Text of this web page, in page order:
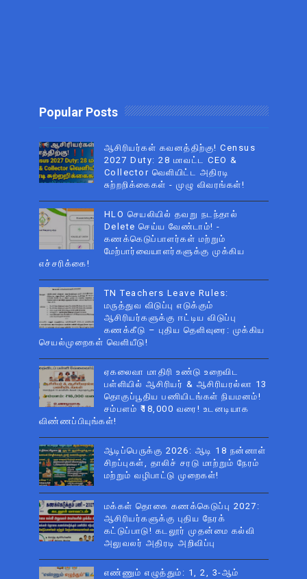
Popular Posts
ஆசிரியர்கள் கவனத்திற்கு! Census
2027 Duty: 28 மாவட்ட CEO &
Collector வெளியிட்ட அதிரடி
சுற்றறிக்கைகள் - முழு விவரங்கள்!
HLO செயலியில் தவறு நடந்தால்
Delete செய்ய வேண்டாம்! -
கணக்கெடுப்பாளர்கள் மற்றும்
மேற்பார்வையாளர்களுக்கு முக்கிய
எச்சரிக்கை!
TN Teachers Leave Rules:
மருத்துவ விடுப்பு எடுக்கும்
ஆசிரியர்களுக்கு ஈட்டிய விடுப்பு
கணக்கீடு – புதிய தெளிவுரை: முக்கிய
செயல்முறைகள் வெளியீடு!
ஏகலைவா மாதிரி உண்டு உறைவிட
பள்ளியில் ஆசிரியர் & ஆசிரியரல்லா 13
தொகுப்பூதிய பணியிடங்கள் நியமனம்!
சம்பளம் ₹18,000 வரை! உடனடியாக
விண்ணப்பியுங்கள்!
ஆடிப்பெருக்கு 2026: ஆடி 18 நன்னாள்
சிறப்புகள், தாலிச் சரடு மாற்றும் நேரம்
மற்றும் வழிபாட்டு முறைகள்!
மக்கள் தொகை கணக்கெடுப்பு 2027:
ஆசிரியர்களுக்கு புதிய நேரக்
கட்டுப்பாடு! கடலூர் முதன்மை கல்வி
அலுவலர் அதிரடி அறிவிப்பு
எண்ணும் எழுத்தும்: 1, 2, 3-ஆம்